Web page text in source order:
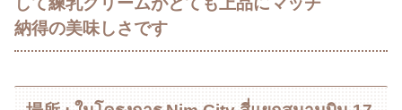
納得の美味しさです